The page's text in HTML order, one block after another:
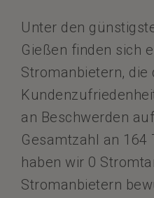
Unter den
Gießen finden sich
Stromanbietern, die
an Beschwerden
Gesamtzahl an 164
haben wir 0
Stromanbietern